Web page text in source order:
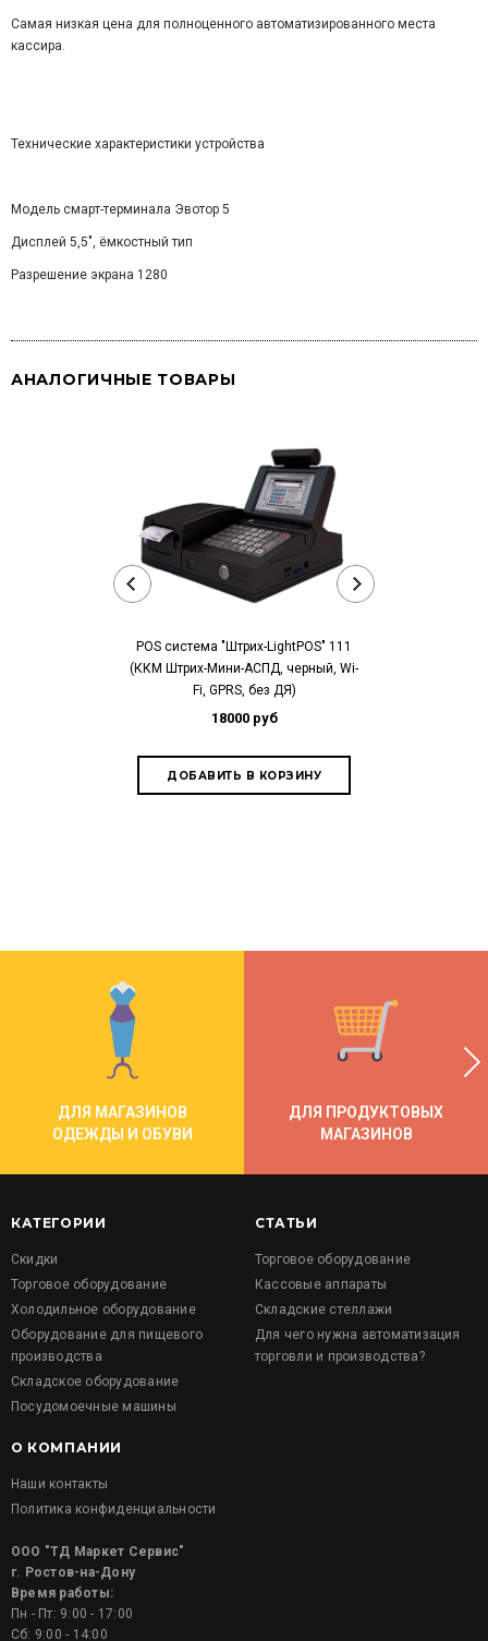
Самая низкая цена для полноценного автоматизированного места
кассира.
Технические характеристики устройства
Модель смарт-терминала Эвотор 5
Дисплей 5,5", ёмкостный тип
Разрешение экрана 1280
АНАЛОГИЧНЫЕ ТОВАРЫ
POS система "Штрих-LightPOS" 111
(ККМ Штрих-Мини-АСПД, черный, Wi-
Fi, GPRS, без ДЯ)
18000 руб
ДЛЯ МАГАЗИНОВ
ОДЕЖДЫ И ОБУВИ
ДЛЯ ПРОДУКТОВЫХ
МАГАЗИНОВ
КАТЕГОРИИ
Скидки
Торговое оборудование
Холодильное оборудование
Оборудование для пищевого
производства
Складское оборудование
Посудомоечные машины
СТАТЬИ
Торговое оборудование
Кассовые аппараты
Складские стеллажи
Для чего нужна автоматизация
торговли и производства?
О КОМПАНИИ
Наши контакты
Политика конфиденциальности
ООО "ТД Маркет Сервис"
г. Ростов-на-Дону
Время работы:
Пн - Пт: 9:00 - 17:00
Сб: 9:00 - 14:00